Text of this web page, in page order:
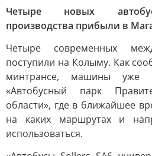
Четыре новых
производства прибыли в
Четыре современных
поступили на Колыму. Как
минтрансе, машины
«Автобусный парк
области», где в ближайшее
на каких маршрутах и
использоваться.